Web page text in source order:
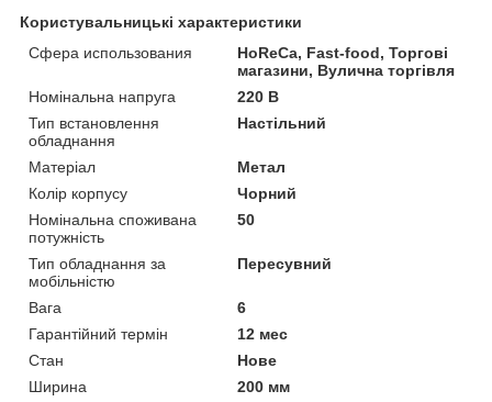
Користувальницькі характеристики
Сфера использования
HoReCa, Fast-food, Торгові
магазини, Вулична торгівля
Номінальна напруга
220 В
Тип встановлення
обладнання
Настільний
Матеріал
Метал
Колір корпусу
Чорний
Номінальна споживана
потужність
50
Тип обладнання за
мобільністю
Пересувний
Вага
6
Гарантійний термін
12 мес
Стан
Нове
Ширина
200 мм